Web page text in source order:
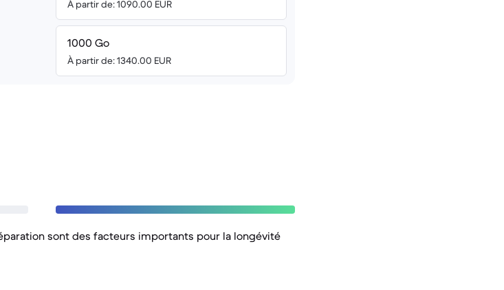
À partir de: 1090.00 EUR
1000 Go
À partir de: 1340.00 EUR
sont des facteurs importants pour la longévité